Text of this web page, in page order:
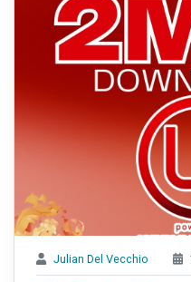
Julian Del Vecchio